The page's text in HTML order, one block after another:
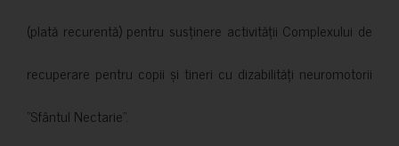
(plată recurentă) pentru susținere activității Complexului de
recuperare pentru copii și tineri cu dizabilități neuromotorii
”Sfântul Nectarie”.